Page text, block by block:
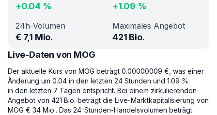
+0.04 % +1.09 %
24h-Volumen
€ 7,1 Mio.
Maximales Angebot
421 Bio.
Live-Daten von MOG
Der aktuelle Kurs von MOG beträgt 0.00000009 €, was einer
Änderung um 0.04 in den letzten 24 Stunden und 1.09 %
in den letzten 7 Tagen entspricht. Bei einem zirkulierenden
Angebot von 421 Bio. beträgt die Live-Marktkapitalisierung von
MOG € 34 Mio.. Das 24-Stunden-Handelsvolumen beträgt